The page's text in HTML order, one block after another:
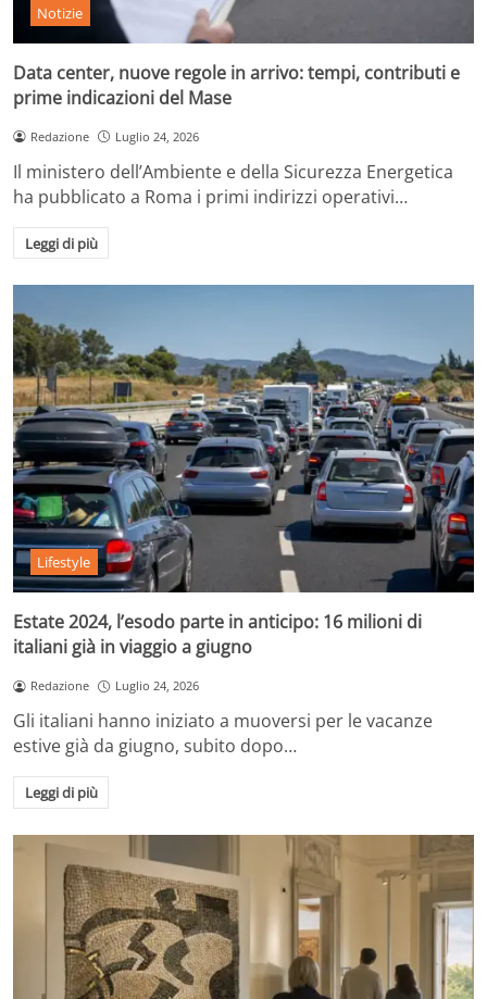
Notizie
Data center, nuove regole in arrivo: tempi, contributi e
prime indicazioni del Mase
Redazione Luglio 24, 2026
Il ministero dell’Ambiente e della Sicurezza Energetica
ha pubblicato a Roma i primi indirizzi operativi…
Leggi di più
Lifestyle
Estate 2024, l’esodo parte in anticipo: 16 milioni di
italiani già in viaggio a giugno
Redazione Luglio 24, 2026
Gli italiani hanno iniziato a muoversi per le vacanze
estive già da giugno, subito dopo…
Leggi di più